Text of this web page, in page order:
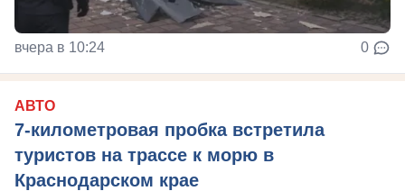
вчера в 10:24 0
АВТО
7-километровая пробка встретила
туристов на трассе к морю в
Краснодарском крае